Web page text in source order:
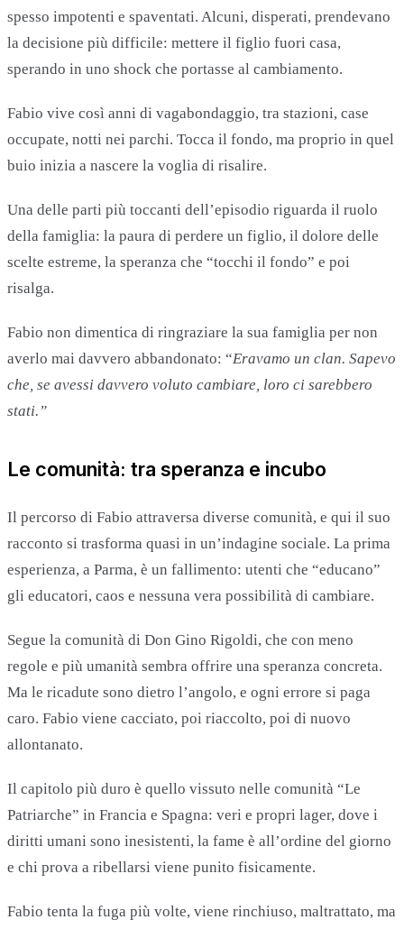
spesso impotenti e spaventati. Alcuni, disperati, prendevano
la decisione più difficile: mettere il figlio fuori casa,
sperando in uno shock che portasse al cambiamento.
Fabio vive così anni di vagabondaggio, tra stazioni, case
occupate, notti nei parchi. Tocca il fondo, ma proprio in quel
buio inizia a nascere la voglia di risalire.
Una delle parti più toccanti dell’episodio riguarda il ruolo
della famiglia: la paura di perdere un figlio, il dolore delle
scelte estreme, la speranza che “tocchi il fondo” e poi
risalga.
Fabio non dimentica di ringraziare la sua famiglia per non
averlo mai davvero abbandonato: “Eravamo un clan. Sapevo
che, se avessi davvero voluto cambiare, loro ci sarebbero
stati.”
Le comunità: tra speranza e incubo
Il percorso di Fabio attraversa diverse comunità, e qui il suo
racconto si trasforma quasi in un’indagine sociale. La prima
esperienza, a Parma, è un fallimento: utenti che “educano”
gli educatori, caos e nessuna vera possibilità di cambiare.
Segue la comunità di Don Gino Rigoldi, che con meno
regole e più umanità sembra offrire una speranza concreta.
Ma le ricadute sono dietro l’angolo, e ogni errore si paga
caro. Fabio viene cacciato, poi riaccolto, poi di nuovo
allontanato.
Il capitolo più duro è quello vissuto nelle comunità “Le
Patriarche” in Francia e Spagna: veri e propri lager, dove i
diritti umani sono inesistenti, la fame è all’ordine del giorno
e chi prova a ribellarsi viene punito fisicamente.
Fabio tenta la fuga più volte, viene rinchiuso, maltrattato, ma